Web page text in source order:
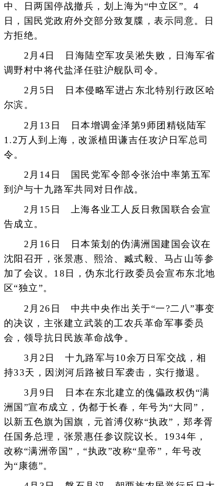
中、日两国停战撤兵，划上海为“中立区”。4
日，国民党政府外交部分致复牒，表示同意。日
方拒绝。
2月4日 日海陆空军攻吴淞失败，日海军省
调野村中将代盐泽任驻沪舰队司令。
2月5日 日本侵略军进占东北特别行政区哈
尔滨。
2月13日 日本增调金泽第9师团精锐陆军
1.2万人到上海，改派植田谦吉任攻沪日军总司
令。
2月14日 国民党军令部令张治中率第五军
到沪与十九路军共同对日作战。
2月15日 上海各业工人反日救国联合会宣
告成立。
2月16日 日本策划的伪满洲国建国会议在
沈阳召开，张景惠、熙洽、臧式毅、马占山等参
加了会议。18日，伪东北行政委员会宣布东北地
区“独立”。
2月26日 中共中央作出关于“一?二八”事变
的决议，主张建立武装的工农兵革命军事委员
会，领导抗日民族革命战争。
3月2日 十九路军与10余万日军交战，相
持33天，因浏河后路被日军袭击，实行撤退。
3月9日 日本在东北建立的傀儡政权伪“满
洲国”宣布成立，伪都于长春，年号为“大同”，
以新五色旗为国旗，元首溥仪称“执政”，郑孝胥
任国务总理，张景惠任参议院议长。1934年，
改称“满洲帝国”，“执政”改称“皇帝”，年号改
为“康德”。